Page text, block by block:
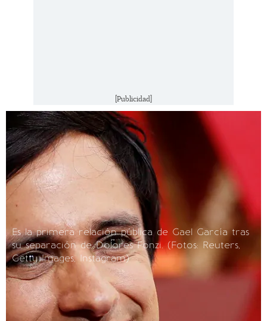
[Publicidad]
Es la primera relación pública de Gael García tras
su separación de Dolores Fonzi.(Fotos: Reuters,
Getty Images, Instagram)